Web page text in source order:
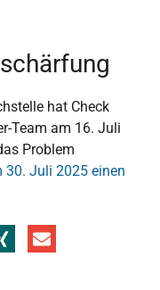
hat Check
Team am 16. Juli
Problem
30. Juli 2025 einen